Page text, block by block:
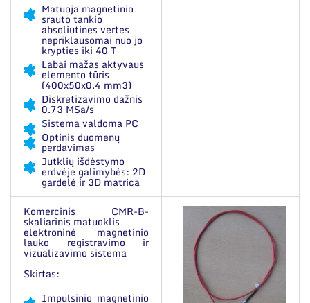
Matuoja magnetinio
srauto tankio
absoliutines vertes
nepriklausomai nuo jo
krypties iki 40 T
Labai mažas aktyvaus
elemento tūris
(400x50x0.4 mm3)
Diskretizavimo dažnis
0.73 MSa/s
Sistema valdoma PC
Optinis duomenų
perdavimas
Jutklių išdėstymo
erdvėje galimybės: 2D
gardelė ir 3D matrica
Komercinis CMR-B-
skaliarinis matuoklis
elektroninė magnetinio
lauko registravimo ir
vizualizavimo sistema
Skirtas:
Impulsinio magnetinio